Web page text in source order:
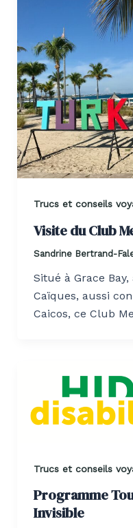
Trucs et conseils
Visite du Club
Sandrine Bertrand-
​Situé à Grace
Caïques, aussi
Caicos, ce Club
Trucs et conseils
Programme
Invisible